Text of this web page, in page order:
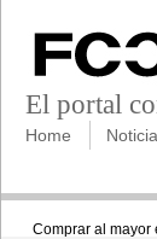
El portal
Home
Comprar al mayor